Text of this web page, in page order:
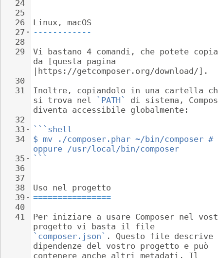
24
25
26
27
28
29
30
31
32
33
34
35
36
37
38
39
40
41
Linux, macOS
------------
Vi bastano 4 comandi, che potete
da [questa pagina
|https://getcomposer.org/download/].
Inoltre, copiandolo in una cartella
si trova nel
`PATH`
di sistema,
diventa accessibile globalmente:
```shell
$ mv ./composer.phar ~/bin/composer #
oppure /usr/local/bin/composer
```
Uso nel progetto
================
Per iniziare a usare Composer nel
progetto vi basta il file
`composer.json` . Questo file
dipendenze del vostro progetto e può
contenere anche altri metadati. Il